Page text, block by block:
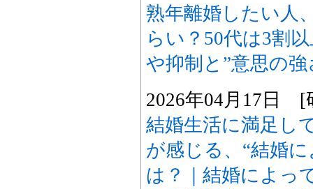
熟年離婚したい人
らい？50代は3割
や抑制と”意思の強
2026年04月17日 [
結婚生活に満足し
が感じる、“結婚
は？｜結婚によっ